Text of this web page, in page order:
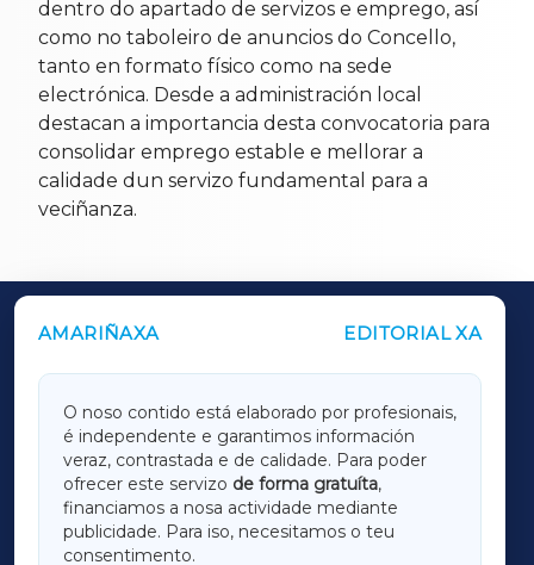
dentro do apartado de servizos e emprego, así
como no taboleiro de anuncios do Concello,
tanto en formato físico como na sede
electrónica. Desde a administración local
destacan a importancia desta convocatoria para
consolidar emprego estable e mellorar a
calidade dun servizo fundamental para a
veciñanza.
AMARIÑAXA EDITORIAL XA
O noso contido está elaborado por profesionais,
é independente e garantimos información
veraz, contrastada e de calidade. Para poder
ofrecer este servizo de forma gratuíta,
financiamos a nosa actividade mediante
publicidade. Para iso, necesitamos o teu
consentimento.
OUTROS PERIÓDICOS
LUGOXA
TERRACHAXA